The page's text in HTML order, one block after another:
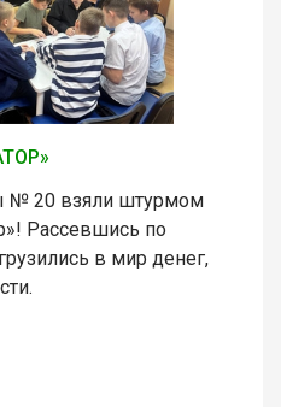
№ 20 взяли штурмом
Рассевшись по
в мир денег,